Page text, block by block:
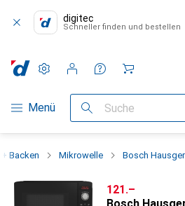
digitec
Schneller finden und bestellen
Navigation nach Kategorien
Menü Suche
Einstellungen
Kundenkonto
Vergleichslisten
Merklisten
Warenkorb
Backen Mikrowelle Bosch
CHF
121.–